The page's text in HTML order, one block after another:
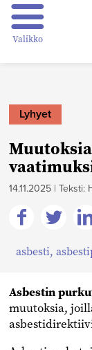
Valikko
Lyhyet
14.11.2025 | Teksti:
Jaa
Jaa
Twitterissä
Jaa
asbesti,
Asbestin
muutoksia,